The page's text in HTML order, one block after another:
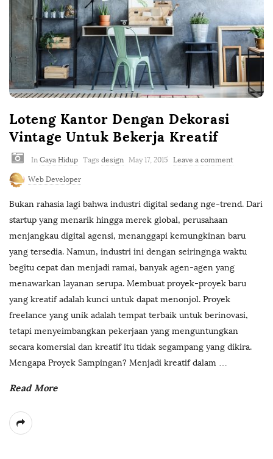
Loteng Kantor Dengan Dekorasi
Vintage Untuk Bekerja Kreatif
In Gaya Hidup Tags design May 17, 2015 Leave a comment
Web Developer
Bukan rahasia lagi bahwa industri digital sedang nge-trend. Dari
startup yang menarik hingga merek global, perusahaan
menjangkau digital agensi, menanggapi kemungkinan baru
yang tersedia. Namun, industri ini dengan seiringnga waktu
begitu cepat dan menjadi ramai, banyak agen-agen yang
menawarkan layanan serupa. Membuat proyek-proyek baru
yang kreatif adalah kunci untuk dapat menonjol. Proyek
freelance yang unik adalah tempat terbaik untuk berinovasi,
tetapi menyeimbangkan pekerjaan yang menguntungkan
secara komersial dan kreatif itu tidak segampang yang dikira.
Mengapa Proyek Sampingan? Menjadi kreatif dalam …
Read More